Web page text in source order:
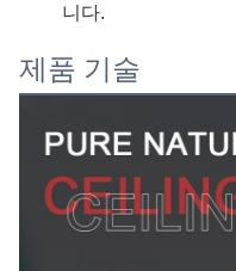
니다.
제품 기술